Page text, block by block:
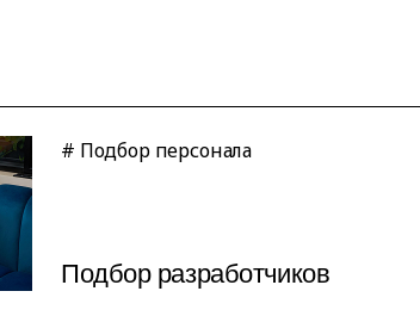
# Подбор персонала
Подбор разработчиков